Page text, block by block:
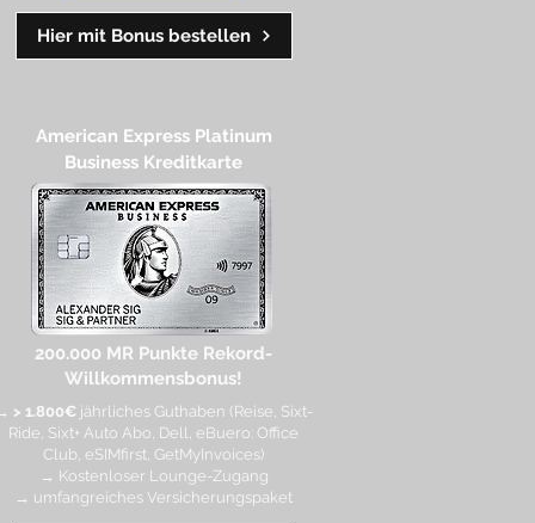
Hier mit Bonus bestellen
American Express Platinum
Business Kreditkarte​
200.000 MR Punkte Rekord-
Willkommensbonus!
> 1.800€ jährliches Guthaben (Reise, Sixt-
Ride, Sixt+ Auto Abo, Dell, eBuero: Office
Club, eSIMfirst, GetMyInvoices)
→ Kostenloser Lounge-Zugang
→ umfangreiches Versicherungspaket